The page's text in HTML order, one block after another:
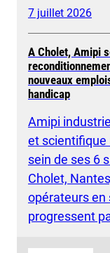
7 juillet 2026
A Cholet, Amipi
nouveaux
handicap
Amipi
et scientifique
sein de ses 6
Cholet,
opérateurs en
progressent